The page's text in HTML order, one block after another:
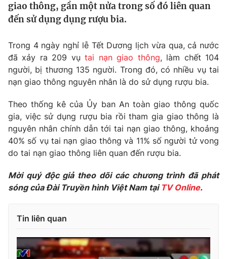
Thế giới
Thế giới đó đây
Câu chuyện quốc tế
Kinh tế
Tài chính
Thị trường
Góc doanh nghiệp
Dữ liệu và đời sống
Truyền hình
Phim VTV
Hậu trường
Nhân vật
Khán giả
Giải trí
Điện ảnh
Âm nhạc
Sao
Đời sống
Du lịch
Chất lượng cuộc sống
Giáo dục
Công nghệ
Hitech Công nghệ tương lai
Giao lưu trực tuyến
giao thông, gần một nửa trong số đó liên quan
đến sử dụng dụng rượu bia.
Trong 4 ngày nghỉ lễ Tết Dương lịch vừa qua, cả nước
đã xảy ra 209 vụtai nạn giao thông, làm chết 104
người, bị thương 135 người. Trong đó, có nhiều vụ tai
nạn giao thông nguyên nhân là do sử dụng rượu bia.
Theo thống kê của Ủy ban An toàn giao thông quốc
gia, việc sử dụng rượu bia rồi tham gia giao thông là
nguyên nhân chính dẫn tới tai nạn giao thông, khoảng
40% số vụ tai nạn giao thông và 11% số người tử vong
do tai nạn giao thông liên quan đến rượu bia.
Mời quý độc giả theo dõi các chương trình đã phát
sóng của Đài Truyền hình Việt Nam tạiTV Online.
Tin liên quan